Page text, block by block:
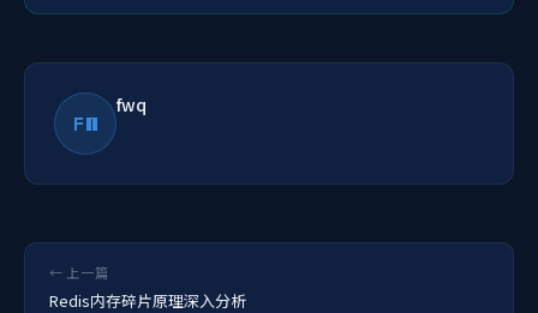
FW
fwq
← 上一篇
Redis内存碎片原理深入分析